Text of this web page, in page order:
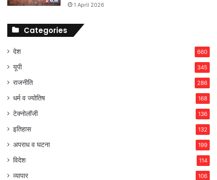
1 April 2026
Categories
देश 660
यूपी 345
राजनीति 286
धर्म व ज्योतिष 168
टेक्नोलॉजी 136
इतिहास 132
अपराध व घटना 199
विदेश 114
व्यापार 106